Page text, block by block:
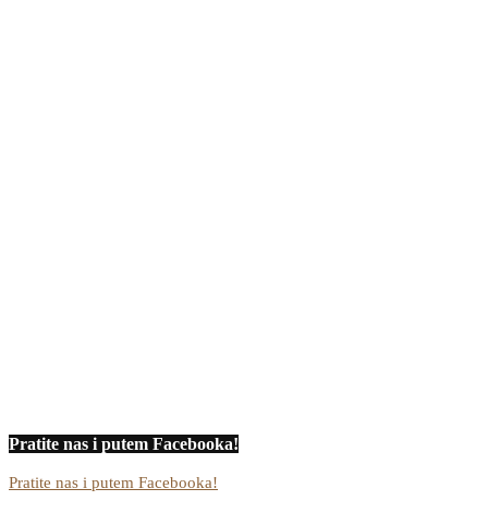
Pratite nas i putem Facebooka!
Pratite nas i putem Facebooka!